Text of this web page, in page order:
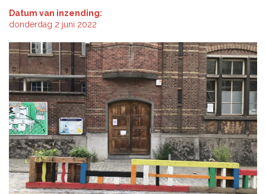
Datum van inzending:
donderdag 2 juni 2022